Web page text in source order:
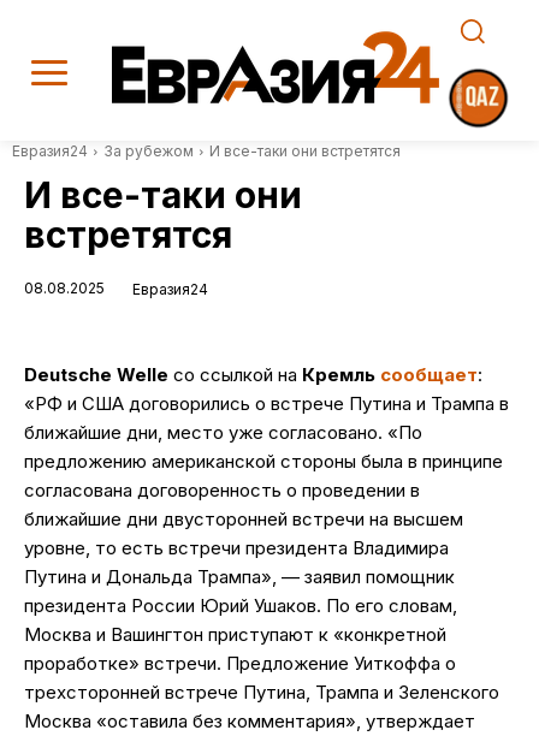
Евразия24 За рубежом И все-таки они встретятся
И все-таки они
встретятся
08.08.2025 Евразия24
Deutsche Welle со ссылкой на Кремль сообщает:
«РФ и США договорились о встрече Путина и Трампа в
ближайшие дни, место уже согласовано. «По
предложению американской стороны была в принципе
согласована договоренность о проведении в
ближайшие дни двусторонней встречи на высшем
уровне, то есть встречи президента Владимира
Путина и Дональда Трампа», — заявил помощник
президента России Юрий Ушаков. По его словам,
Москва и Вашингтон приступают к «конкретной
проработке» встречи. Предложение Уиткоффа о
трехсторонней встрече Путина, Трампа и Зеленского
Москва «оставила без комментария», утверждает